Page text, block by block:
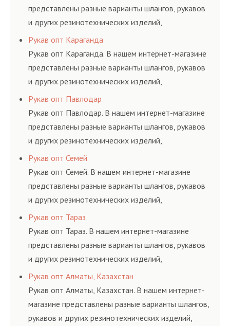
представлены разные варианты шлангов, рукавов
и других резинотехнических изделий,
соответствующих ГОСТам, техническим условиям
и нормативам.
Рукав опт Караганда
Рукав опт Караганда. В нашем интернет-магазине
представлены разные варианты шлангов, рукавов
и других резинотехнических изделий,
соответствующих ГОСТам, техническим условиям
и нормативам.
Рукав опт Павлодар
Рукав опт Павлодар. В нашем интернет-магазине
представлены разные варианты шлангов, рукавов
и других резинотехнических изделий,
соответствующих ГОСТам, техническим условиям
и нормативам.
Рукав опт Семей
Рукав опт Семей. В нашем интернет-магазине
представлены разные варианты шлангов, рукавов
и других резинотехнических изделий,
соответствующих ГОСТам, техническим условиям
и нормативам.
Рукав опт Тараз
Рукав опт Тараз. В нашем интернет-магазине
представлены разные варианты шлангов, рукавов
и других резинотехнических изделий,
соответствующих ГОСТам, техническим условиям
и нормативам.
Рукав опт Алматы, Казахстан
Рукав опт Алматы, Казахстан. В нашем интернет-
магазине представлены разные варианты шлангов,
рукавов и других резинотехнических изделий,